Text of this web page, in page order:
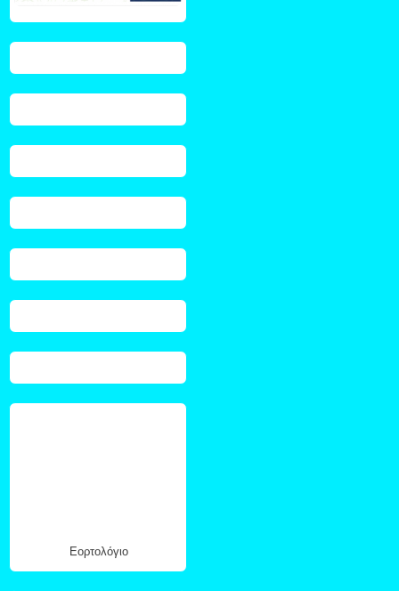
Εορτολόγιο